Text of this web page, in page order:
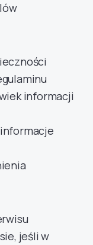
informacji
jeśli w